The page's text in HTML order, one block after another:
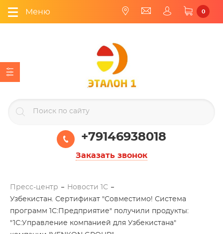
Меню 0
+79146938018
Заказать звонок
Пресс-центр
Новости 1С
Узбекистан. Сертификат "Совместимо! Система
программ 1С:Предприятие" получили продукты:
"1С:Управление компанией для Узбекистана"